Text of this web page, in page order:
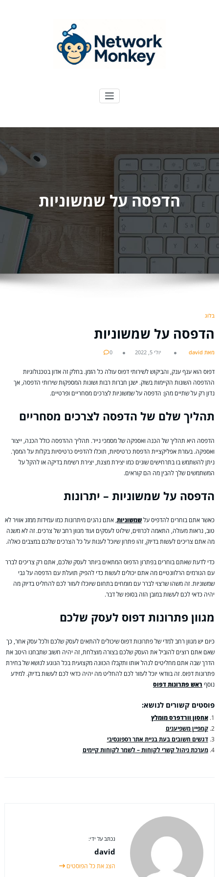
הדפסה על שמשוניות
בלוג
הדפסה על שמשוניות
מאת david יולי 5, 2022 0
דפוס הוא ענף ענק, והביקוש לשירותי דפוס עולה כל הזמן. בחלק זה אדון בטכנולוגיות
ההדפסה השונות הקיימות בשוק. ישנן חברות רבות ושונות המספקות שירותי הדפסה, אך
נדון רק על שתיים מהן: הדפסה על שמשוניות לצרכים מסחריים ופרטיים.
תהליך שלם של הדפסה לצרכים מסחריים
הדפסה היא תהליך של הכנה ואספקה של מסמכי נייר. תהליך ההדפסה כולל הכנה, ייצור
ואספקה. בעזרת אפליקציית הדפסת כרטיסיות, תוכלו להדפיס כרטיסיות בקלות על המסך.
ניתן להשתמש בו בתרחישים שונים כמו יצירת מצגת, יצירת רשימת בדיקה או להקל על
המשתמשים שלך להבין מה הם קוראים.
הדפסה על שמשוניות – יתרונות
כאשר אתם בוחרים להדפיס עלשמשוניות, אתם נהנים מיתרונות כמו עמידות ממזג אוויר לא
טוב, נראות מעולה, התאמה לכרוזים, שילוט לעסקים ועוד מגוון רחב של צרכים. זה לא משנה
מה אתם צריכים לעשות בדיוק, זהו פתרון שיוכל לענות על כל הצרכים שלכם במצבים כאלה.
כדי לדעת שאתם בוחרים בפתרון הדפוס המתאים ביותר לעסק שלכם, אתם רק צריכים לברר
עם הגורמים הרלוונטיים מה אתם יכולים לעשות כדי להפיק תועלת עם הדפסה על גבי
שמשוניות. זה משהו שרצוי לברר עם מומחים בתחום שיוכלו לעזור לכם להחליט בדיוק מה
יהיה כדאי לכם לעשות במובן הזה בסופו של דבר.
מגוון פתרונות דפוס לעסק שלכם
כיום יש מגוון רחב למדי של פתרונות דפוס שיכולים להתאים לעסק שלכם ולכל עסק אחר, כך
שאם אתם רוצים להוביל את העסק שלכם בצורה מוצלחת, זה יהיה חשוב שתבחנו היטב את
הדרך שבה אתם מחליטים לנהל אותו ותקבלו הכוונה מקצועית בכל הנוגע לנושא של בחירת
פתרונות דפוס. זה בוודאי יוכל לעזור לכם להחליט מה יהיה כדאי לכם לעשות בדיוק. למידע
נוסף ראש פתרונות דפוס
פוסטים קשורים לנושא:
אחסון וורדפרס מומלץ
קמפיין משפיענים
דגשים חשובים בעת בניית אתר רספונסיבי
מערכת ניהול קשרי לקוחות – לשמר לקוחות קיימים
נכתב על ידי:
david
הצג את כל הפוסטים